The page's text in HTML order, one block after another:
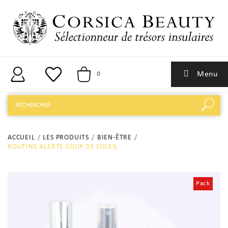
0 Menu
ACCUEIL LES PRODUITS
BIEN-ÊTRE
ROUTINE ALERTE COUP DE SOLEIL
Pack